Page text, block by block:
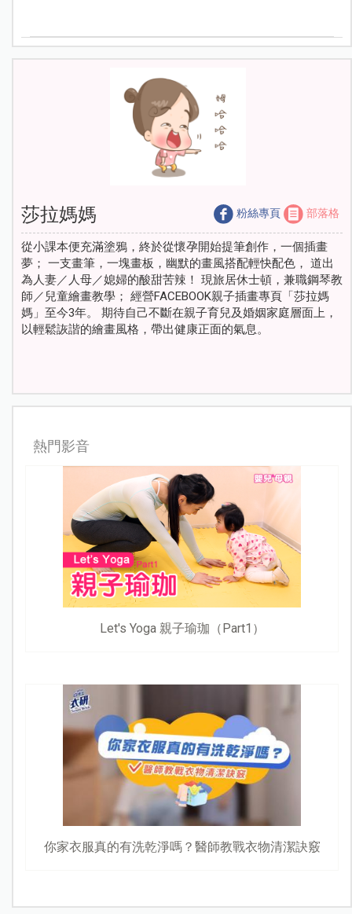
莎拉媽媽 粉絲專頁 部落格
從小課本便充滿塗鴉，終於從懷孕開始提筆創作，一個插畫
夢； 一支畫筆，一塊畫板，幽默的畫風搭配輕快配色， 道出
為人妻／人母／媳婦的酸甜苦辣！ 現旅居休士頓，兼職鋼琴教
師／兒童繪畫教學； 經營FACEBOOK親子插畫專頁「莎拉媽
媽」至今3年。 期待自己不斷在親子育兒及婚姻家庭層面上，
以輕鬆詼諧的繪畫風格，帶出健康正面的氣息。
熱門影音
Let's Yoga 親子瑜珈（Part1）
你家衣服真的有洗乾淨嗎？醫師教戰衣物清潔訣竅